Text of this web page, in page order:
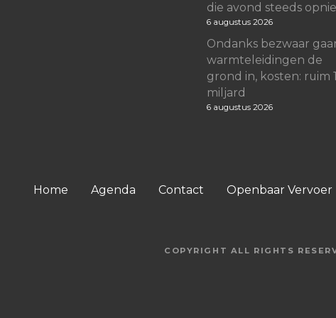
die avond steeds
6 augustus 2026
Ondanks bezwaar
warmteleidingen de
grond in, kosten: ruim
miljard
6 augustus 2026
Home Agenda Contact Openbaar Vervoer
COPYRIGHT ALL RIGHTS